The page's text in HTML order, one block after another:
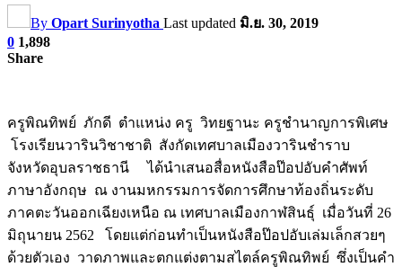
By Opart Surinyotha Last updated มิ.ย. 30, 2019
0 1,898
Share
ครูพิณทิพย์ ภักดี ตำแหน่ง ครู วิทยฐานะ ครูชำนาญการพิเศษ
โรงเรียนวารินวิชาชาติ สังกัดเทศบาลเมืองวารินชำราบ
จังหวัดอุบลราชธานี ได้นำเสนอสื่อหนังสือป๊อปอับคำศัพท์
ภาษาอังกฤษ ณ งานมหกรรมการจัดการศึกษาท้องถิ่นระดับ
ภาคตะวันออกเฉียงเหนือ ณ เทศบาลเมืองกาฬสินธุ์ เมื่อวันที่ 26
มิถุนายน 2562 โดยแต่ก่อนทำเป็นหนังสือป๊อปอับเล่มเล็กสวยๆ
ด้วยตัวเอง วาดภาพและตกแต่งตามสไตล์ครูพิณทิพย์ ซึ่งเป็นคำ